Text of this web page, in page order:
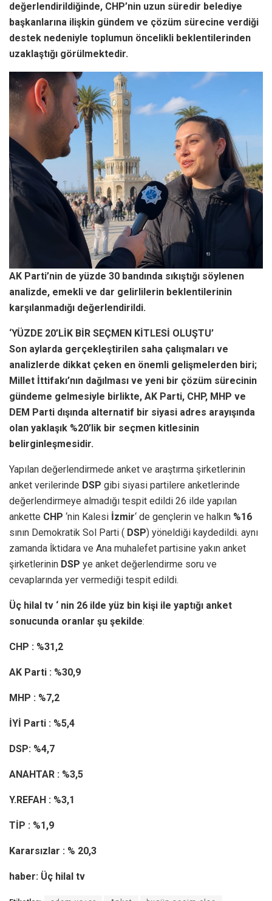
değerlendirildiğinde, CHP’nin uzun süredir belediye
başkanlarına ilişkin gündem ve çözüm sürecine verdiği
destek nedeniyle toplumun öncelikli beklentilerinden
uzaklaştığı görülmektedir.
AK Parti’nin de yüzde 30 bandında sıkıştığı söylenen
analizde, emekli ve dar gelirlilerin beklentilerinin
karşılanmadığı değerlendirildi.
‘YÜZDE 20’LİK BİR SEÇMEN KİTLESİ OLUŞTU’
Son aylarda gerçekleştirilen saha çalışmaları ve
analizlerde dikkat çeken en önemli gelişmelerden biri;
Millet İttifakı’nın dağılması ve yeni bir çözüm sürecinin
gündeme gelmesiyle birlikte, AK Parti, CHP, MHP ve
DEM Parti dışında alternatif bir siyasi adres arayışında
olan yaklaşık %20’lik bir seçmen kitlesinin
belirginleşmesidir.
Yapılan değerlendirmede anket ve araştırma şirketlerinin
anket verilerinde DSP gibi siyasi partilere anketlerinde
değerlendirmeye almadığı tespit edildi 26 ilde yapılan
ankette CHP ‘nin Kalesi İzmir‘ de gençlerin ve halkın %16
sının Demokratik Sol Parti ( DSP) yöneldiği kaydedildi. aynı
zamanda İktidara ve Ana muhalefet partisine yakın anket
şirketlerinin DSP ye anket değerlendirme soru ve
cevaplarında yer vermediği tespit edildi.
Üç hilal tv ‘ nin 26 ilde yüz bin kişi ile yaptığı anket
sonucunda oranlar şu şekilde:
CHP : %31,2
AK Parti : %30,9
MHP : %7,2
İYİ Parti : %5,4
DSP: %4,7
ANAHTAR : %3,5
Y.REFAH : %3,1
TİP : %1,9
Kararsızlar : % 20,3
haber: Üç hilal tv